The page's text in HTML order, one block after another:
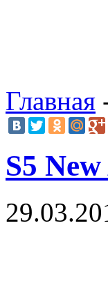
Главная
S5